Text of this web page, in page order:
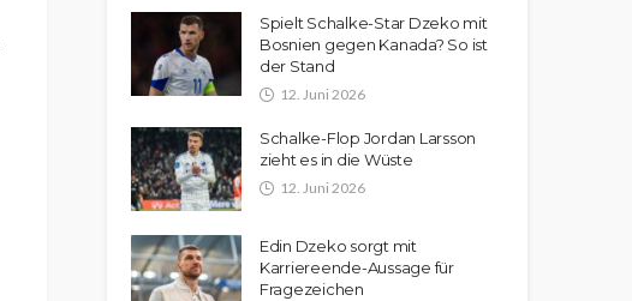
Spielt Schalke-Star Dzeko mit
Bosnien gegen Kanada? So ist
der Stand
12. Juni 2026
Schalke-Flop Jordan Larsson
zieht es in die Wüste
12. Juni 2026
Edin Dzeko sorgt mit
Karriereende-Aussage für
Fragezeichen